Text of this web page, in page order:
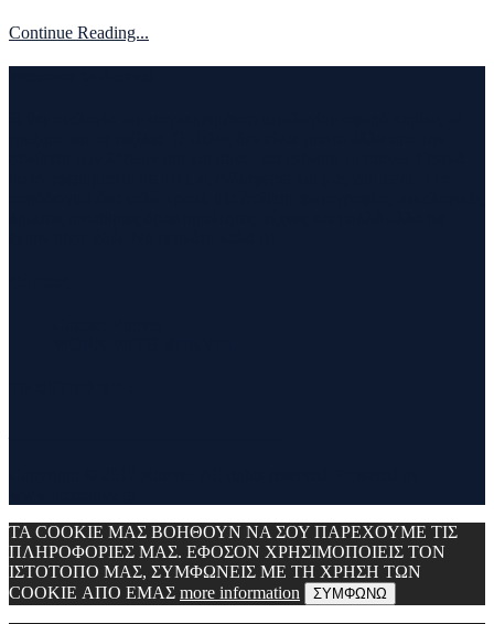
Continue Reading...
ΤΑ COOKIE ΜΑΣ ΒΟΗΘΟΥΝ ΝΑ ΣΟΥ ΠΑΡΕΧΟΥΜΕ ΤΙΣ
ΠΛΗΡΟΦΟΡΙΕΣ ΜΑΣ. ΕΦΟΣΟΝ ΧΡΗΣΙΜΟΠΟΙΕΙΣ ΤΟΝ
ΙΣΤΟΤΟΠΟ ΜΑΣ, ΣΥΜΦΩΝΕΙΣ ΜΕ ΤΗ ΧΡΗΣΗ ΤΩΝ
COOKIE ΑΠΟ ΕΜΑΣ more information ΣΥΜΦΩΝΩ